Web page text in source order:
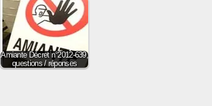
Amiante Décret n°2012-639,
questions / réponses